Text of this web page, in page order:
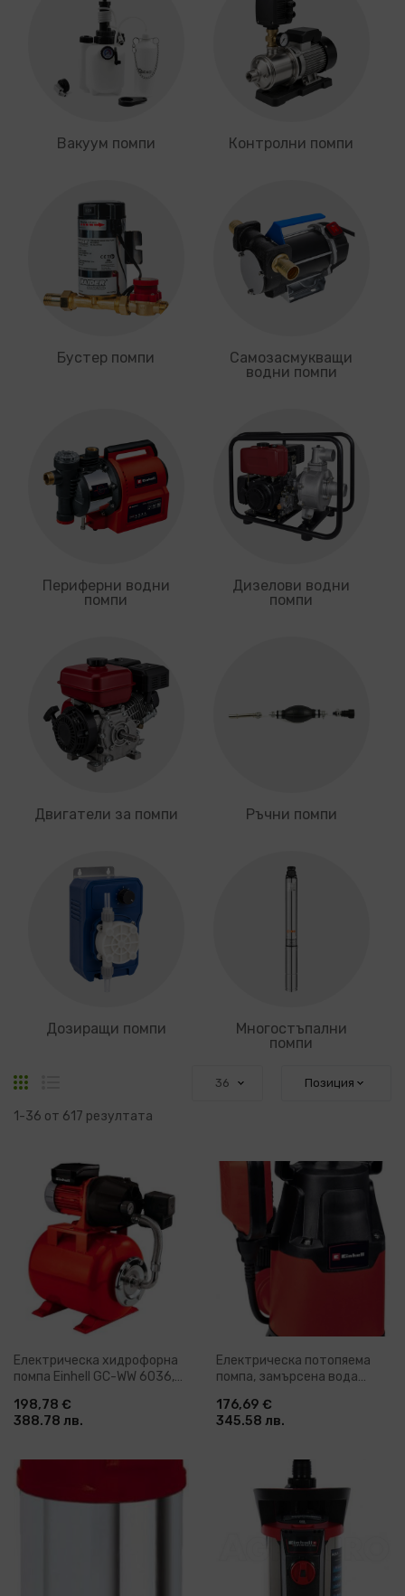
Вакуум помпи Контролни помпи
Бустер помпи
Самозасмукващи
водни помпи
Периферни водни
помпи
Дизелови водни
помпи
Двигатели за помпи Ръчни помпи
Дозиращи помпи
Многостъпални
помпи
Решетка
1-36 от 617 резултата
Електрическа хидрофорна
помпа Einhell GC-WW 6036,
198,78 €
388.78 лв.
Електрическа потопяема
помпа, замърсена вода
9500 л/ч (4181530)
176,69 €
345.58 лв.